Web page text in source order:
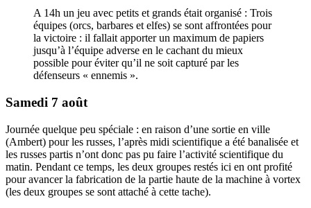
A 14h un jeu avec petits et grands était organisé : Trois
équipes (orcs, barbares et elfes) se sont affrontées pour
la victoire : il fallait apporter un maximum de papiers
jusqu’à l’équipe adverse en le cachant du mieux
possible pour éviter qu’il ne soit capturé par les
défenseurs « ennemis ».
Samedi 7 août
Journée quelque peu spéciale : en raison d’une sortie en ville
(Ambert) pour les russes, l’après midi scientifique a été banalisée et
les russes partis n’ont donc pas pu faire l’activité scientifique du
matin. Pendant ce temps, les deux groupes restés ici en ont profité
pour avancer la fabrication de la partie haute de la machine à vortex
(les deux groupes se sont attaché à cette tache).